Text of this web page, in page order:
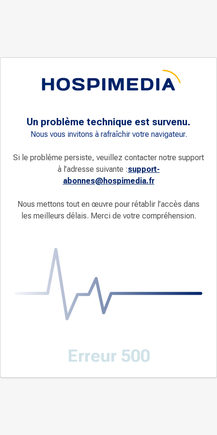
Un problème technique est survenu.
Nous vous invitons à rafraîchir votre navigateur.
Si le problème persiste, veuillez contacter notre support
à l’adresse suivante :support-
abonnes@hospimedia.fr
Nous mettons tout en œuvre pour rétablir l’accès dans
les meilleurs délais. Merci de votre compréhension.
Erreur 500